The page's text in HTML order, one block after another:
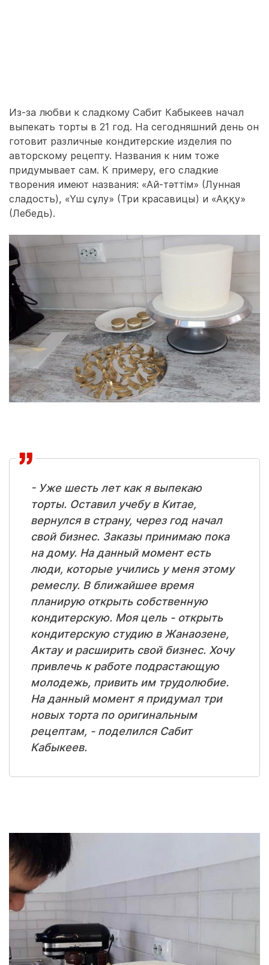
Из-за любви к сладкому Сабит Кабыкеев начал
выпекать торты в 21 год. На сегодняшний день он
готовит различные кондитерские изделия по
авторскому рецепту. Названия к ним тоже
придумывает сам. К примеру, его сладкие
творения имеют названия: «Ай-тәттім» (Лунная
сладость), «Үш сұлу» (Три красавицы) и «Аққу»
(Лебедь).
- Уже шесть лет как я выпекаю
торты. Оставил учебу в Китае,
вернулся в страну, через год начал
свой бизнес. Заказы принимаю пока
на дому. На данный момент есть
люди, которые учились у меня этому
ремеслу. В ближайшее время
планирую открыть собственную
кондитерскую. Моя цель - открыть
кондитерскую студию в Жанаозене,
Актау и расширить свой бизнес. Хочу
привлечь к работе подрастающую
молодежь, привить им трудолюбие.
На данный момент я придумал три
новых торта по оригинальным
рецептам, - поделился Сабит
Кабыкеев.